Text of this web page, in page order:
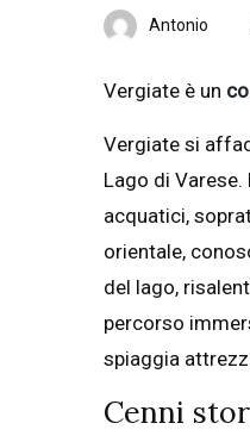
Antonio
Vergiate è un
Vergiate si
Lago di
acquatici,
orientale,
del lago,
percorso
spiaggia
Cenni